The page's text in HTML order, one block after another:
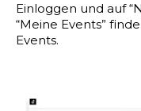
Einloggen und auf
“Meine Events”
Events.